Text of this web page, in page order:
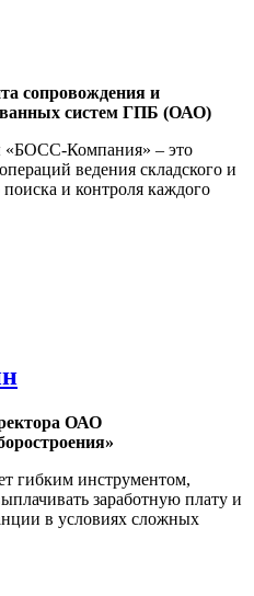
сопровождения и
систем ГПБ (ОАО)
«БОСС-Компания» – это
ведения складского и
и контроля каждого
ОАО
гибким инструментом,
заработную плату и
в условиях сложных